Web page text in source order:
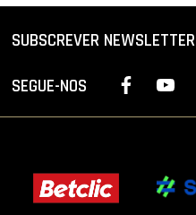
SUBSCREVER NEWSLETTER
SEGUE-NOS